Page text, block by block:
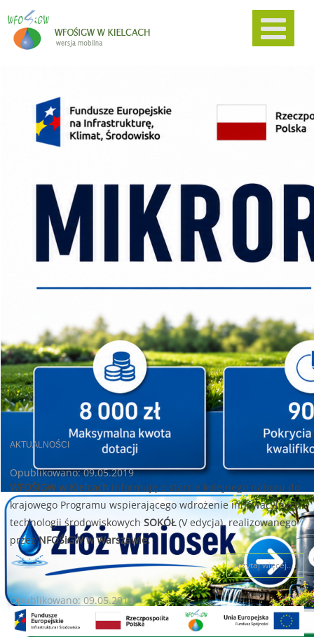
AKTUALNOŚCI
Opublikowano: 09.05.2019
WFOŚiGW w Kielcach informuję o starcie kolejnego naboru do
krajowego Programu wspierającego wdrożenie innowacyjnych
technologii środowiskowych SOKÓŁ(V edycja), realizowanego
przezNFOŚiGW w Warszawie.
czytaj więcej...
Opublikowano: 09.05.2019